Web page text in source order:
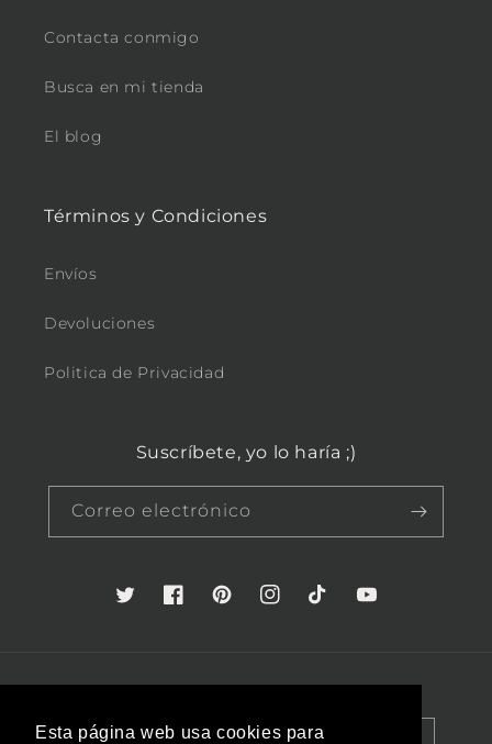
Esta página web usa cookies para
Contacta conmigo
Busca en mi tienda
El blog
Términos y Condiciones
Envíos
Devoluciones
Politica de Privacidad
Suscríbete, yo lo haría ;)
Correo electrónico
TwitterFacebookPinterestInstagramTikTokYouTube
España (EUR €) Español